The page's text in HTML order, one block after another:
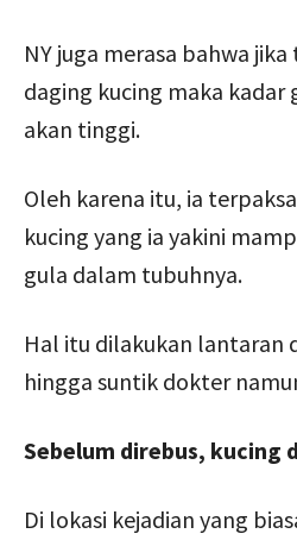
NY juga merasa bahwa
daging kucing maka
akan tinggi.
Oleh karena itu, ia
kucing yang ia yakini
gula dalam tubuhnya.
Hal itu dilakukan lantaran
hingga suntik dokter
Sebelum direbus, kucing
Di lokasi kejadian yang